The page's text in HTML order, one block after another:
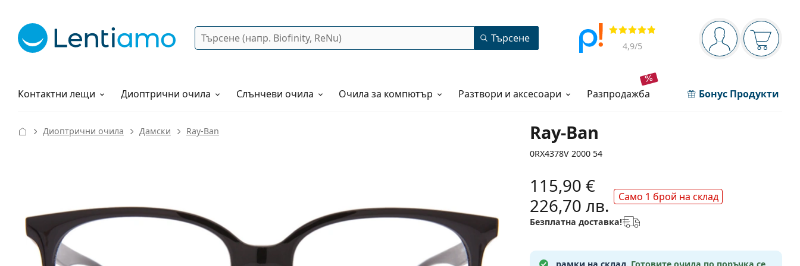
Navigation panel
Вие сте вписани
Прегледи
4,9/5
Търсене Търсене
Контактни лещи
Разтвори Диоптрични очила Слънчеви очила Очила за компютър Разтвори и аксесоари разпродажба Бонус Продукти
Как да поръчам?
Ray-Ban
0RX4378V 2000 54
Диоптрични очила Дамски Ray-Ban
115,90 €
226,70 лв.
Само 1 брой на склад
Безплатна доставка!